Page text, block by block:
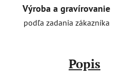
Výroba a gravírovanie
podľa zadania zákazníka
Popis